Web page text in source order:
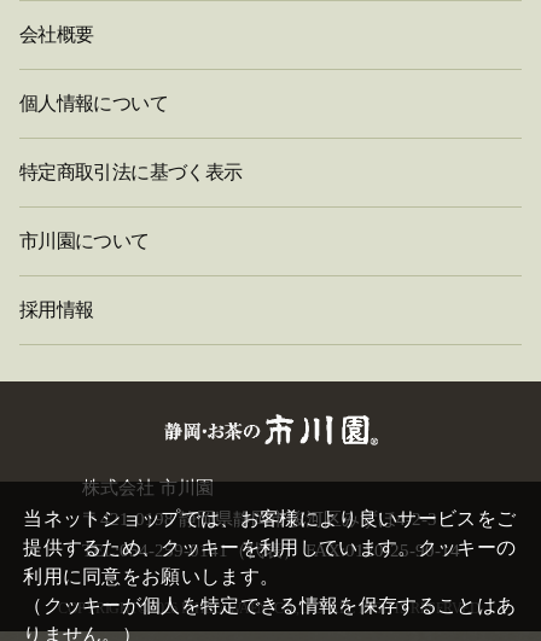
会社概要
個人情報について
特定商取引法に基づく表示
市川園について
採用情報
株式会社 市川園
〒421-0198 静岡県静岡市駿河区みずほ4-2-3
TEL:054-259-0141（代表） FAX:0120-25-90-14
COPYRIGHT©2026 ICHIKAWAEN. CO.,LTD. ALL RIGHTS RESERVED.
当ネットショップでは、お客様により良いサービスをご
提供するため、クッキーを利用しています。クッキーの
利用に同意をお願いします。
（クッキーが個人を特定できる情報を保存することはあ
りません。）
閉
じ
る